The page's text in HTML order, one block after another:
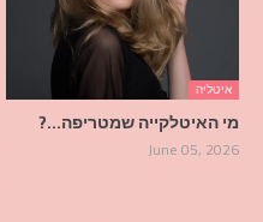
איטליה
מי האיטלקייה שמטריפה…?
June 05, 2026